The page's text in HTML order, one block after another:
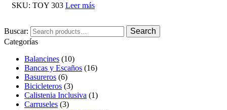
SKU: TOY 303 Leer más
Buscar:
Search
Categorías
Balancines (10)
Bancas y Escaños (16)
Basureros (6)
Bicicleteros (3)
Calistenia Inclusiva (1)
Carruseles (3)